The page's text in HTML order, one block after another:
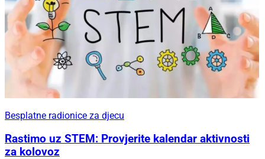
Besplatne radionice za djecu
Rastimo uz STEM: Provjerite kalendar aktivnosti
za kolovoz